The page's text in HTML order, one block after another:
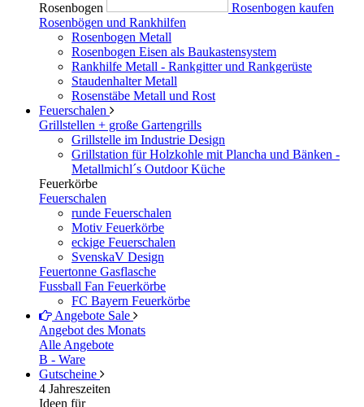
Rosenbogen
Rosenbogen kaufen
Rosenbögen und Rankhilfen
Rosenbogen Metall
Rosenbogen Eisen als Baukastensystem
Rankhilfe Metall - Rankgitter und Rankgerüste
Staudenhalter Metall
Rosenstäbe Metall und Rost
Feuerschalen
Grillstellen + große Gartengrills
Grillstelle im Industrie Design
Grillstation für Holzkohle mit Plancha und Bänken -
Metallmichl´s Outdoor Küche
Feuerkörbe
Feuerschalen
runde Feuerschalen
Motiv Feuerkörbe
eckige Feuerschalen
SvenskaV Design
Feuertonne Gasflasche
Fussball Fan Feuerkörbe
FC Bayern Feuerkörbe
Angebote Sale
Angebot des Monats
Alle Angebote
B - Ware
Gutscheine
4 Jahreszeiten
Ideen für